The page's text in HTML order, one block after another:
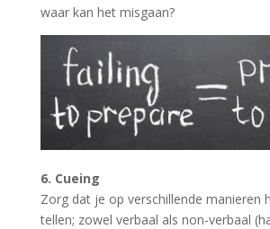
waar kan het misgaan?
6. Cueing
Zorg dat je op verschillende manieren
tellen; zowel verbaal als non-verbaal